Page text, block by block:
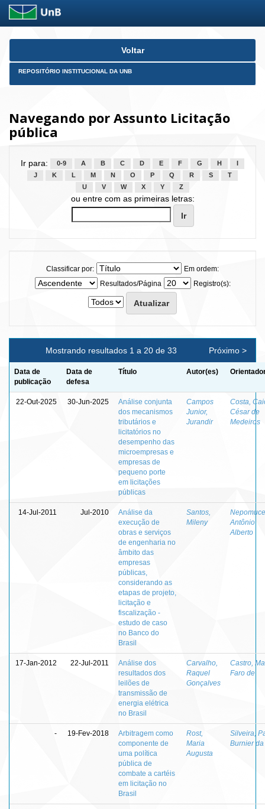
Skip
Voltar
REPOSITÓRIO INSTITUCIONAL DA UNB
Navegando por Assunto Licitação
pública
Ir para: 0-9 A B C D E F G H
J
K L M N O P Q R S
T
U
V W X Y Z
ou entre com as primeiras letras:
Classificar por:
Em ordem:
Resultados/Página
Registro(s):
Mostrando resultados 1 a 20 de 33 Próximo >
Data de
publicação
Data de
defesa
Título Autor(es)
22-Out-2025 30-Jun-2025
Análise conjunta
dos mecanismos
tributários e
licitatórios no
desempenho das
microempresas e
empresas de
pequeno porte
em licitações
públicas
Campos
Junior,
Jurandir
Costa,
César de
Medeiros
14-Jul-2011 Jul-2010
Análise da
execução de
obras e serviços
de engenharia no
âmbito das
empresas
públicas,
considerando as
etapas de projeto,
licitação e
fiscalização -
estudo de caso
no Banco do
Brasil
Santos,
Mileny
Antônio
Alberto
17-Jan-2012 22-Jul-2011
Análise dos
resultados dos
leilões de
transmissão de
energia elétrica
no Brasil
Carvalho,
Raquel
Gonçalves
Castro,
Faro de
- 19-Fev-2018
Arbitragem como
componente de
uma política
pública de
combate a cartéis
em licitação no
Brasil
Rost,
Maria
Augusta
Silveira,
Burnier da